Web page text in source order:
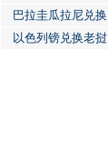
巴拉圭瓜拉尼兑换
以色列镑兑换老挝